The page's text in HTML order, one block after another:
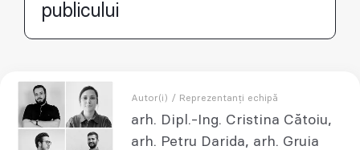
publicului
Autor(i) / Reprezentanți echipă
arh. Dipl.-Ing. Cristina Cătoiu,
arh. Petru Darida, arh. Gruia